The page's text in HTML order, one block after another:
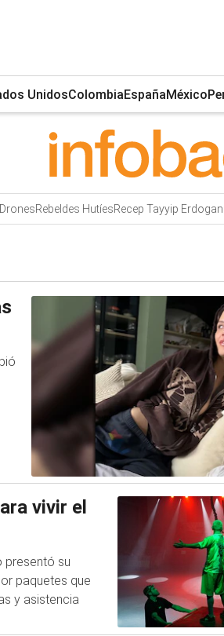
UnidosColombiaEspañaMéxico
DronesRebeldes HutíesRecep Tayyip Erdogan
vivir el
presentó su
paquetes que
y asistencia